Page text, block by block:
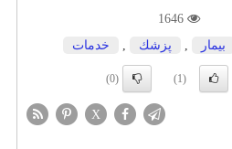
بیمار پزشك خدمات
(1)
(0)
X